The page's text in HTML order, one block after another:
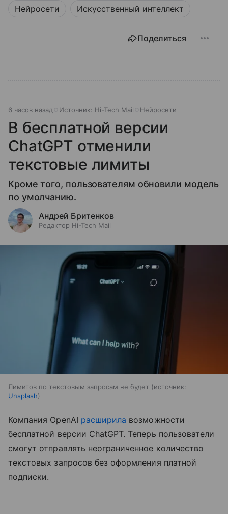
Нейросети Искусственный интеллект
Поделиться
6 часов назад Источник: Hi-Tech Mail Нейросети
В бесплатной версии
ChatGPT отменили
текстовые лимиты
Кроме того, пользователям обновили модель
по умолчанию.
Андрей Бритенков
Редактор Hi-Tech Mail
Лимитов по текстовым запросам не будет
источник:
Unsplash
Компания OpenAI расширила возможности
бесплатной версии ChatGPT. Теперь пользователи
смогут отправлять неограниченное количество
текстовых запросов без оформления платной
подписки.